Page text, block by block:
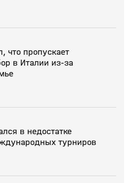
что пропускает
в Италии из‑за
в недостатке
турниров